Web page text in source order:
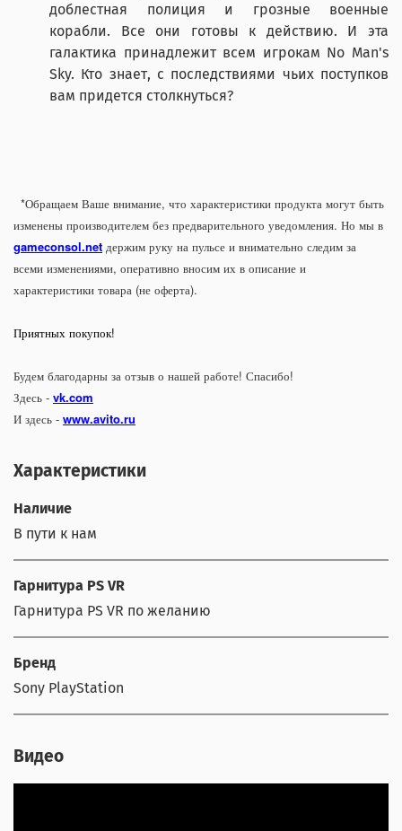
доблестная полиция и грозные военные
корабли. Все они готовы к действию. И эта
галактика принадлежит всем игрокам No Man's
Sky. Кто знает, с последствиями чьих поступков
вам придется столкнуться?
*Обращаем Ваше внимание, что характеристики продукта могут быть
изменены производителем без предварительного уведомления. Но мы в
gameconsol.net держим руку на пульсе и внимательно следим за
всеми изменениями, оперативно вносим их в описание и
характеристики товара (не оферта).
Приятных покупок!
Будем благодарны за отзыв о нашей работе! Спасибо!
Здесь - vk.com
И здесь - www.avito.ru
Характеристики
Наличие
В пути к нам
Гарнитура PS VR
Гарнитура PS VR по желанию
Бренд
Sony PlayStation
Видео